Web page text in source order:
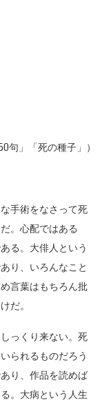
句」「死の種子」）
手術をなさって死
。心配ではある
る。大俳人という
り、いろんなこと
言葉はもちろん批
だ。
っくり来ない。死
られるものだろう
り、作品を読めば
。大病という人生